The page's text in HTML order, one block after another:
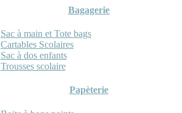
Bagagerie
Sac à main et Tote bags
Cartables Scolaires
Sac à dos enfants
Trousses scolaire
Papèterie